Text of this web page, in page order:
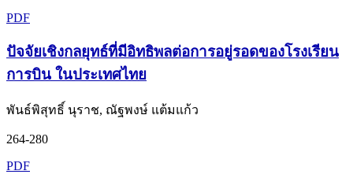
PDF
ปัจจัยเชิงกลยุทธ์ที่มีอิทธิพลต่อการอยู่รอดของโรงเรียน
การบิน ในประเทศไทย
พันธ์พิสุทธิ์ นุราช, ณัฐพงษ์ แต้มแก้ว
264-280
PDF